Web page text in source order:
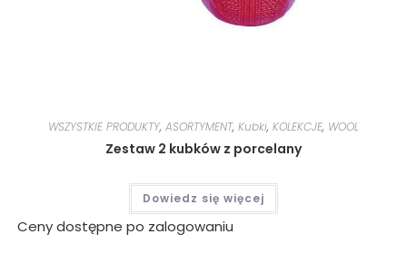
WSZYSTKIE PRODUKTY, ASORTYMENT, Kubki, KOLEKCJE, WOOL
Zestaw 2 kubków z porcelany
Dowiedz się więcej
Ceny dostępne po zalogowaniu